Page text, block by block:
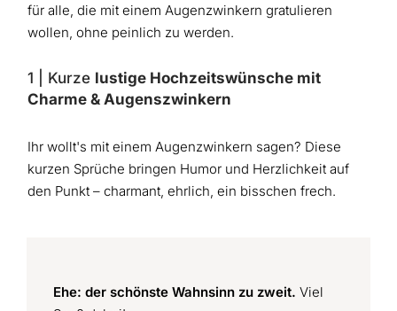
für alle, die mit einem Augenzwinkern gratulieren
wollen, ohne peinlich zu werden.
1 | Kurze lustige Hochzeitswünsche mit
Charme & Augenszwinkern
Ihr wollt's mit einem Augenzwinkern sagen? Diese
kurzen Sprüche bringen Humor und Herzlichkeit auf
den Punkt – charmant, ehrlich, ein bisschen frech.
Ehe: der schönste Wahnsinn zu zweit. Viel